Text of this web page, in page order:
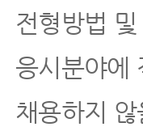
전형방법
응시분야에
채용하지